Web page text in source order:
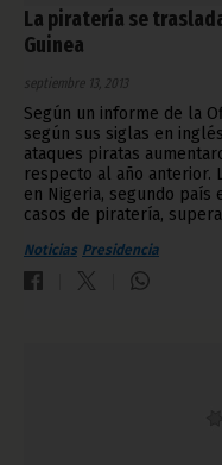
La piratería se
Guinea
septiembre 13, 2013
Según un informe de la
según sus siglas en
ataques piratas
respecto al año anterior.
en Nigeria, segundo país
casos de piratería,
Noticias Presidencia